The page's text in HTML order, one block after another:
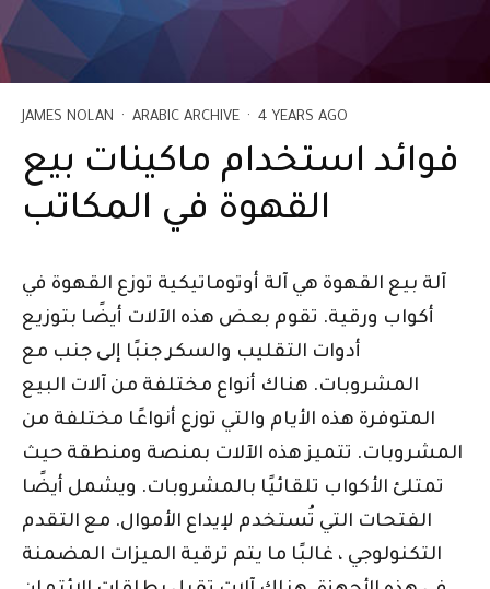
JAMES NOLAN · ARABIC ARCHIVE · 4 YEARS AGO
فوائد استخدام ماكينات بيع
القهوة في المكاتب
آلة بيع القهوة هي آلة أوتوماتيكية توزع القهوة في
أكواب ورقية. تقوم بعض هذه الآلات أيضًا بتوزيع
أدوات التقليب والسكر جنبًا إلى جنب مع
المشروبات. هناك أنواع مختلفة من آلات البيع
المتوفرة هذه الأيام والتي توزع أنواعًا مختلفة من
المشروبات. تتميز هذه الآلات بمنصة ومنطقة حيث
تمتلئ الأكواب تلقائيًا بالمشروبات. ويشمل أيضًا
الفتحات التي تُستخدم لإيداع الأموال. مع التقدم
التكنولوجي ، غالبًا ما يتم ترقية الميزات المضمنة